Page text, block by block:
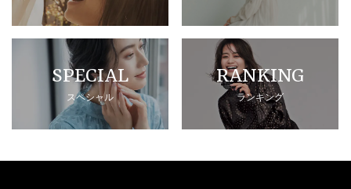
SPECIAL
スペシャル
RANKING
ランキング